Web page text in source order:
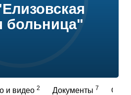
больница"
и видео 2 Документы 7